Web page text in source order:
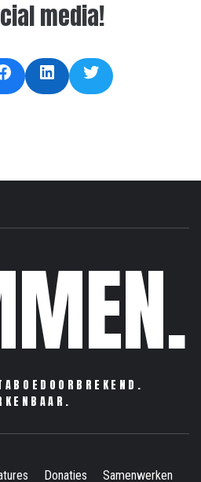
media!
LinkedInTwitter
Donaties Samenwerken